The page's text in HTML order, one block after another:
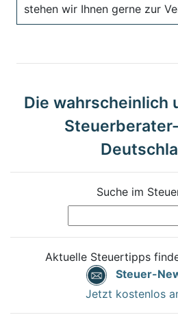
stehen wir Ihnen gerne zur
Die wahrscheinlich
Suche im
Aktuelle Steuertipps
Steuer-
Jetzt kostenlos